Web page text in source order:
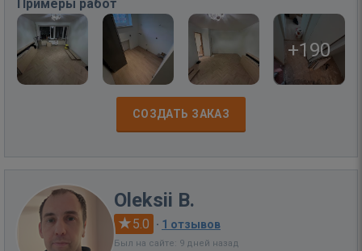
Примеры работ
+190
СОЗДАТЬ ЗАКАЗ
Oleksii B.
5.0 · 1 отзывов
Был на сайте: 9 дней назад